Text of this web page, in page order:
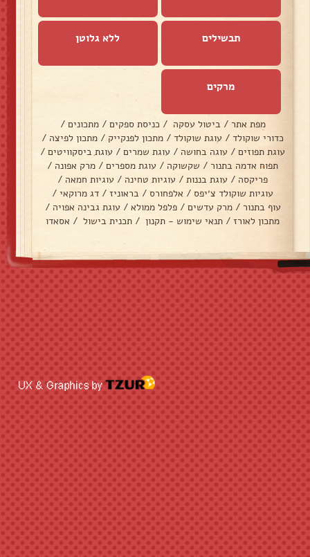
תבשילים ללא גלוטן
מרקים
מפת אתר / ביטול עסקה / כניסת ספקים / מתכונים /
כדורי שוקולד / עוגת שוקולד / מתכון לפנקייק / מתכון לפיצה /
עוגת תפוזים / עוגה בחושה / עוגת שמרים / עוגת ביסקוויטים /
תפוח אדמה בתנור / שקשוקה / עוגת מספרים / מרק אפונה /
פריקסה / עוגת בננות / עוגיות טחינה / עוגיות חמאה /
עוגיות שוקולד צ׳יפס / אלפחורס / בראוניז / דג מרוקאי /
עוף בתנור / מרק עדשים / פלפל ממולא / עוגת גבינה אפויה /
מתכון לאורז / תנאי שימוש - תקנון / תכנית בישול / אסאדו